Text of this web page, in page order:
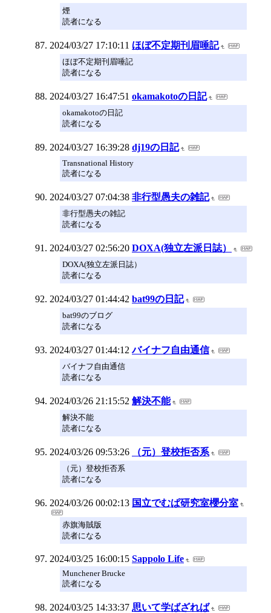
煙
読者になる
2024/03/27 17:10:11 ほぼ不定期刊眉唾記
ほぼ不定期刊眉唾記
読者になる
2024/03/27 16:47:51 okamakotoの日記
okamakotoの日記
読者になる
2024/03/27 16:39:28 dj19の日記
Transnational History
読者になる
2024/03/27 07:04:38 非行型愚夫の雑記
非行型愚夫の雑記
読者になる
2024/03/27 02:56:20 DOXA(独立左派日誌）
DOXA(独立左派日誌）
読者になる
2024/03/27 01:44:42 bat99の日記
bat99のブログ
読者になる
2024/03/27 01:44:12 バイナフ自由通信
バイナフ自由通信
読者になる
2024/03/26 21:15:52 解決不能
解決不能
読者になる
2024/03/26 09:53:26 （元）登校拒否系
（元）登校拒否系
読者になる
2024/03/26 00:02:13 国立でむぱ研究室櫻分室
赤旗海賊版
読者になる
2024/03/25 16:00:15 Sappolo Life
Munchener Brucke
読者になる
2024/03/25 14:33:37 思いて学ばざれば